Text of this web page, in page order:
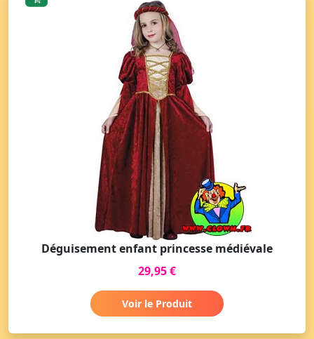
Déguisement enfant princesse médiévale
29,95 €
Voir le Produit